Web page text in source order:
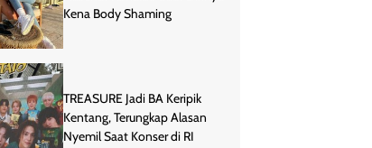
Kena Body Shaming
TREASURE Jadi BA Keripik
Kentang, Terungkap Alasan
Nyemil Saat Konser di RI